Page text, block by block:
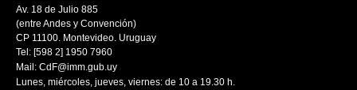
Av. 18 de Julio 885
(entre Andes y Convención)
CP 11100. Montevideo. Uruguay
Tel: [598 2] 1950 7960
Mail: CdF@imm.gub.uy
Lunes, miércoles, jueves, viernes: de 10 a 19.30 h.